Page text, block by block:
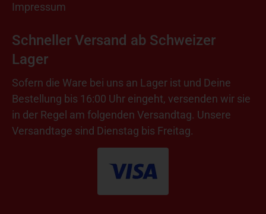
Impressum
Schneller Versand ab Schweizer
Lager
Sofern die Ware bei uns an Lager ist und Deine
Bestellung bis 16:00 Uhr eingeht, versenden wir sie
in der Regel am folgenden Versandtag. Unsere
Versandtage sind Dienstag bis Freitag.